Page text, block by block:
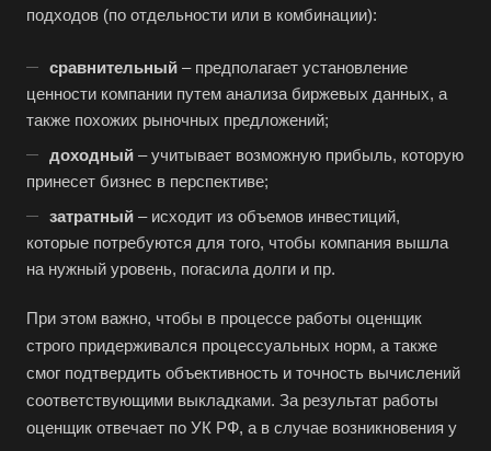
подходов (по отдельности или в комбинации):
сравнительный – предполагает установление
ценности компании путем анализа биржевых данных, а
также похожих рыночных предложений;
доходный – учитывает возможную прибыль, которую
принесет бизнес в перспективе;
затратный – исходит из объемов инвестиций,
которые потребуются для того, чтобы компания вышла
на нужный уровень, погасила долги и пр.
При этом важно, чтобы в процессе работы оценщик
строго придерживался процессуальных норм, а также
смог подтвердить объективность и точность вычислений
соответствующими выкладками. За результат работы
оценщик отвечает по УК РФ, а в случае возникновения у